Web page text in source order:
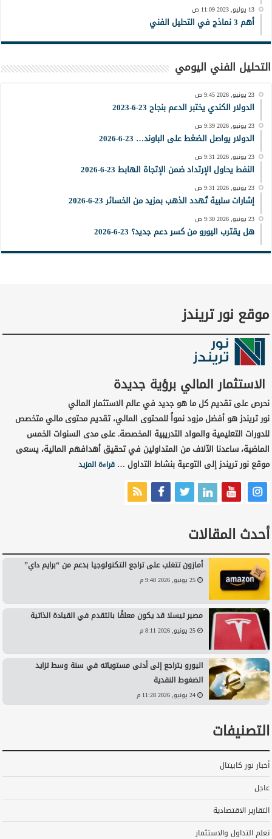
13 يوليو, 2023 11:09 ص
أهم 3 نماذج في التحليل الفني
التحليل الفني اليومي
23 يونيو, 2026 9:45 ص
الدولار الكندي يختبر الدعم بنجاح 23-6-2023
23 يونيو, 2026 9:39 ص
الدولار يواصل الضغط على الباوند… 23-6-2026
23 يونيو, 2026 9:31 ص
النفط يحاول الإرتداد ضمن الإتجاة الهابط 23-6-2026
23 يونيو, 2026 9:31 ص
إشارات سلبية تُهدد الذهب بمزيد من الخسائر 23-6-2026
23 يونيو, 2026 9:30 ص
هل يقترب اليورو من كسر دعم جديد؟ 23-6-2026
موقع نور تريندز
الاستثمار المالي برؤية جديدة
نحرص على تقديم كل ما هو جديد في عالم الاستثمار المالي
نور تريندز هو أفضل مزود نمواً للمحتوى المالي، تقديم محتوى مالي متخصص
للدورات التعليمية والمواد التدريبية المخصصة. على مدى السنوات الخمس
الماضية، ساعدنا الآلاف من المتداولين في تحقيق أهدافهم المالية، يسعى
موقع نور تريندز إلى التوعية بنشاط التداول …قراءة المزيد
أحدث المقالات
أمازون تتغلب على تراجع التكنولوجيا بدعم من “برايم داي”
25 يونيو, 2026 9:48 م
مصير تيسلا قد يكون معلقًا بالتقدم في القيادة الذاتية
25 يونيو, 2026 8:11 م
اليورو يتراجع إلى أدنى مستوياته في سنة وسط تزايد
الضغوط النقدية
24 يونيو, 2026 11:28 م
التصنيفات
أخبار نور كابيتال
عاجل
التقارير الاقتصادية
تعلم التداول والاستثمار